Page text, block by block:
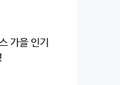
가을 인기